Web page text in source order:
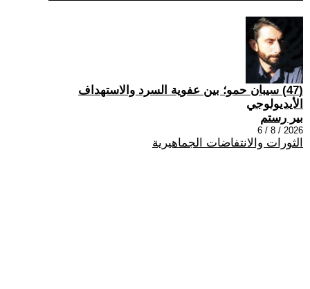
(47) سيبان حمو؛ بين عفوية السرد والاستهداف
الأيديولوجي
بير رستم
2026 / 8 / 6
الثورات والانتفاضات الجماهيرية